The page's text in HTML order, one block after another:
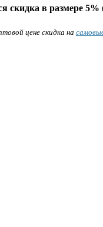
скидка в размере
цене скидка на